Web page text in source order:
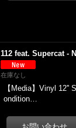
112 feat. Supercat -
在庫なし
【Media】Vinyl 12''
ondition…